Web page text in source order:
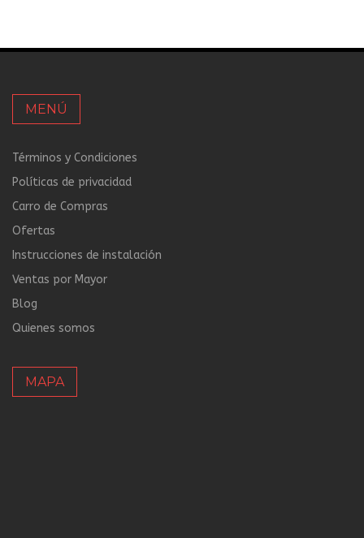
MENÚ
Términos y Condiciones
Políticas de privacidad
Carro de Compras
Ofertas
Instrucciones de instalación
Ventas por Mayor
Blog
Quienes somos
MAPA